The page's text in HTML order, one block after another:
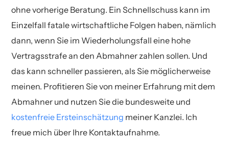
ohne vorherige Beratung. Ein Schnellschuss kann im
Einzelfall fatale wirtschaftliche Folgen haben, nämlich
dann, wenn Sie im Wiederholungsfall eine hohe
Vertragsstrafe an den Abmahner zahlen sollen. Und
das kann schneller passieren, als Sie möglicherweise
meinen. Profitieren Sie von meiner Erfahrung mit dem
Abmahner und nutzen Sie die bundesweite und
kostenfreie Ersteinschätzung meiner Kanzlei. Ich
freue mich über Ihre Kontaktaufnahme.